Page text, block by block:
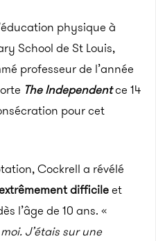
physique à
School de St Louis,
professeur de l’année
The Independentce 14
pour cet
Cockrell a révélé
difficileet
l’âge de 10 ans. «
J’étais sur une